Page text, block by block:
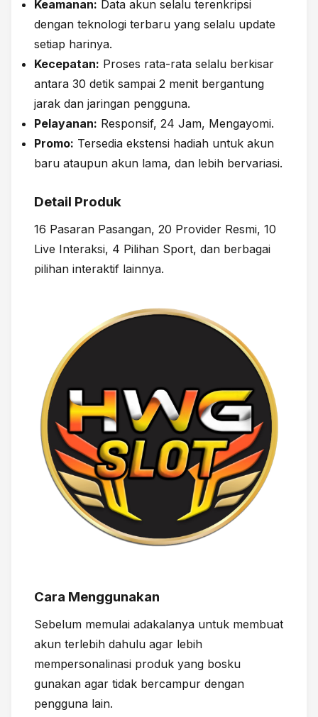
Keamanan: Data akun selalu terenkripsi
dengan teknologi terbaru yang selalu update
setiap harinya.
Kecepatan: Proses rata-rata selalu berkisar
antara 30 detik sampai 2 menit bergantung
jarak dan jaringan pengguna.
Pelayanan: Responsif, 24 Jam, Mengayomi.
Promo: Tersedia ekstensi hadiah untuk akun
baru ataupun akun lama, dan lebih bervariasi.
Detail Produk
16 Pasaran Pasangan, 20 Provider Resmi, 10
Live Interaksi, 4 Pilihan Sport, dan berbagai
pilihan interaktif lainnya.
Cara Menggunakan
Sebelum memulai adakalanya untuk membuat
akun terlebih dahulu agar lebih
mempersonalinasi produk yang bosku
gunakan agar tidak bercampur dengan
pengguna lain.